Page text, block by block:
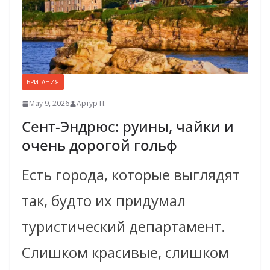
БРИТАНИЯ
May 9, 2026 Артур П.
Сент-Эндрюс: руины, чайки и
очень дорогой гольф
Есть города, которые выглядят
так, будто их придумал
туристический департамент.
Слишком красивые, слишком